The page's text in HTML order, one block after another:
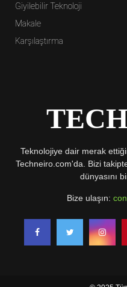
Giyilebilir Teknoloji
Makale
Karşılaştırma
Teknolojiye dair merak
Techneiro.com'da. Bizi
dünyasını
Bize ulaşın: